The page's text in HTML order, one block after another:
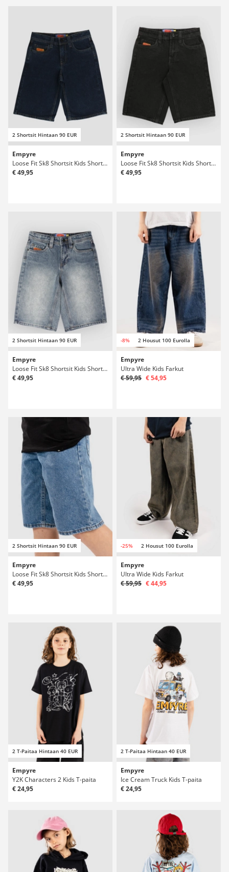
2 Shortsit Hintaan 90 EUR
Empyre
Loose Fit Sk8 Shortsit Kids Shortsit
€ 49,95
2 Shortsit Hintaan 90 EUR
Empyre
Loose Fit Sk8 Shortsit Kids Shortsit
€ 49,95
2 Shortsit Hintaan 90 EUR
Empyre
Loose Fit Sk8 Shortsit Kids Shortsit
€ 49,95
-8% 2 Housut 100 Eurolla
Empyre
Ultra Wide Kids Farkut
€ 59,95 € 54,95
2 Shortsit Hintaan 90 EUR
Empyre
Loose Fit Sk8 Shortsit Kids Shortsit
€ 49,95
-25% 2 Housut 100 Eurolla
Empyre
Ultra Wide Kids Farkut
€ 59,95 € 44,95
2 T-Paitaa Hintaan 40 EUR
Empyre
Y2K Characters 2 Kids T-paita
€ 24,95
2 T-Paitaa Hintaan 40 EUR
Empyre
Ice Cream Truck Kids T-paita
€ 24,95